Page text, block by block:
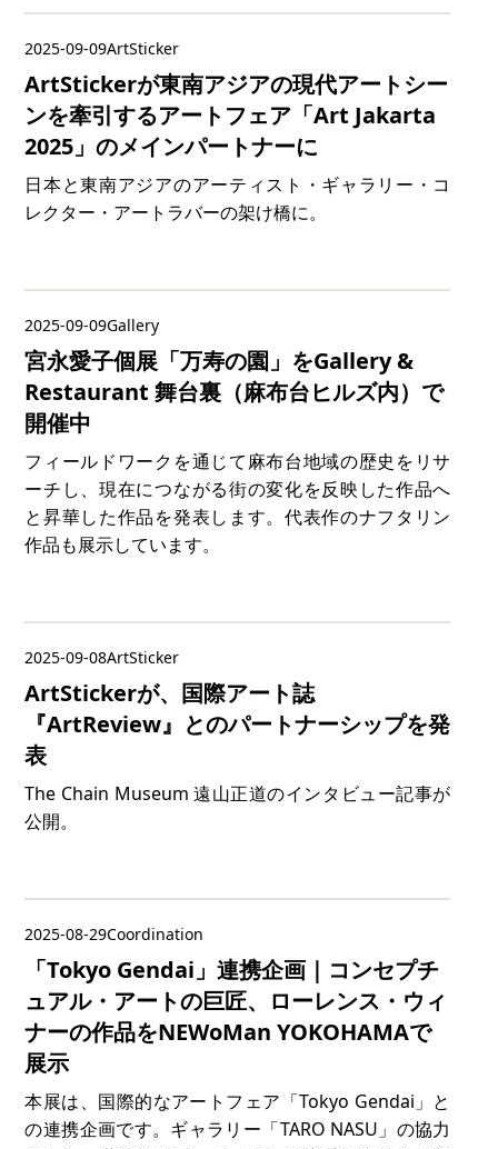
2025-09-09ArtSticker
ArtStickerが東南アジアの現代アートシー
ンを牽引するアートフェア「Art Jakarta
2025」のメインパートナーに
日本と東南アジアのアーティスト・ギャラリー・コ
レクター・アートラバーの架け橋に。
2025-09-09Gallery
宮永愛子個展「万寿の園」をGallery &
Restaurant 舞台裏（麻布台ヒルズ内）で
開催中
フィールドワークを通じて麻布台地域の歴史をリサ
ーチし、現在につながる街の変化を反映した作品へ
と昇華した作品を発表します。代表作のナフタリン
作品も展示しています。
2025-09-08ArtSticker
ArtStickerが、国際アート誌
『ArtReview』とのパートナーシップを発
表
The Chain Museum 遠山正道のインタビュー記事が
公開。
2025-08-29Coordination
「Tokyo Gendai」連携企画｜コンセプチ
ュアル・アートの巨匠、ローレンス・ウィ
ナーの作品をNEWoMan YOKOHAMAで
展示
本展は、国際的なアートフェア「Tokyo Gendai」と
の連携企画です。ギャラリー「TARO NASU」の協力